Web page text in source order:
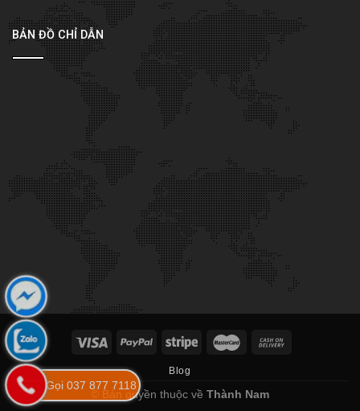
BẢN ĐỒ CHỈ DẪN
Gọi 037 877 7118
Blog
© Bản quyền thuộc về Thành Nam